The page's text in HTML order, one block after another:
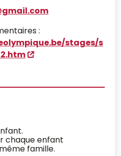
:
stages/s
chaque enfant
famille.